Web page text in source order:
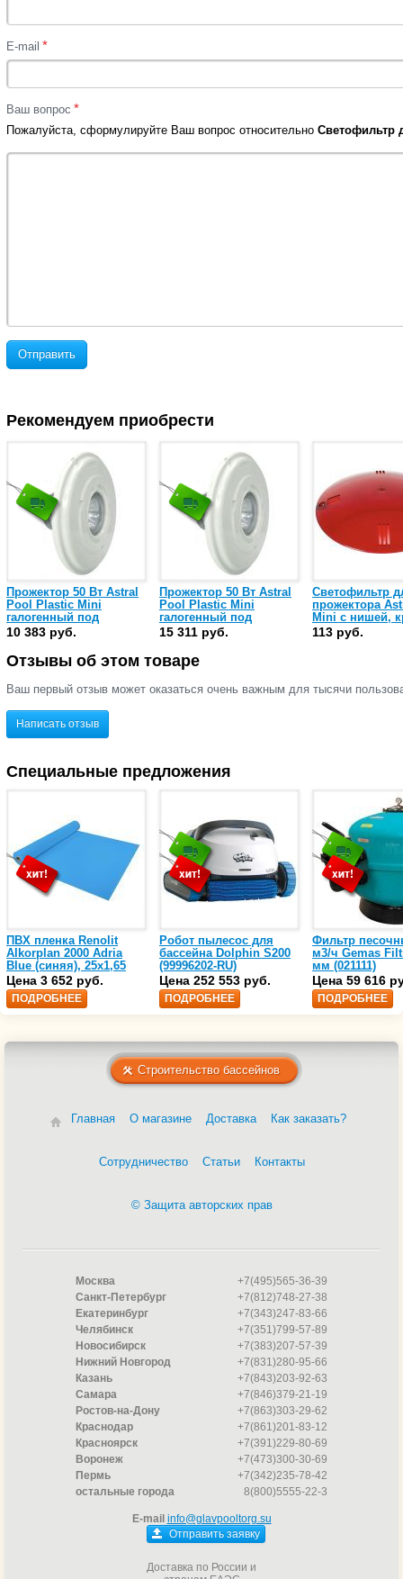
E-mail *
Ваш вопрос *
Пожалуйста, сформулируйте Ваш вопрос относительно Светофильтр
Отправить
Рекомендуем приобрести
Прожектор 50 Вт Astral
Pool Plastic Mini
галогенный под
пленку, ABS-пластик
10 383 руб.
Прожектор 50 Вт Astral
Pool Plastic Mini
галогенный под
пленку, ABS-пластик/
нержавеющая сталь
(49821)
15 311 руб.
Светофильтр
прожектора
Mini с нишей,
(20081)
113 руб.
Отзывы об этом товаре
Ваш первый отзыв может оказаться очень важным для тысячи
Написать отзыв
Специальные предложения
ПВХ пленка Renolit
Alkorplan 2000 Adria
Blue (синяя), 25х1,65
(35216203)
Цена 3 652 руб.
ПОДРОБНЕЕ
Робот пылесос для
бассейна Dolphin S200
(99996202-RU)
Цена 252 553 руб.
ПОДРОБНЕЕ
Фильтр
м3/ч Gemas
мм (021111)
Цена 59 616
ПОДРОБНЕЕ
Строительство бассейнов
Главная О магазине Доставка Как заказать?
Сотрудничество Статьи Контакты
© Защита авторских прав
Москва
+7(495)565-36-39
Санкт-Петербург
+7(812)748-27-38
Екатеринбург
+7(343)247-83-66
Челябинск
+7(351)799-57-89
Новосибирск
+7(383)207-57-39
Нижний Новгород
+7(831)280-95-66
Казань
+7(843)203-92-63
Самара
+7(846)379-21-19
Ростов-на-Дону
+7(863)303-29-62
Краснодар
+7(861)201-83-12
Красноярск
+7(391)229-80-69
Воронеж
+7(473)300-30-69
Пермь
+7(342)235-78-42
остальные города
8(800)5555-22-3
E-mail info@glavpooltorg.su
Отправить заявку
Доставка по России и